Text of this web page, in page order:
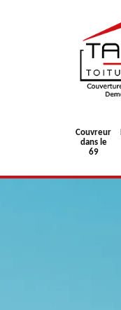
Couvreur
dans le
69